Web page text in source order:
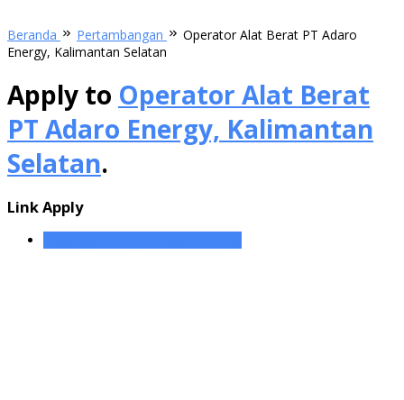
Beranda Pertambangan
Operator Alat Berat PT Adaro
Energy, Kalimantan Selatan
Apply to Operator Alat Berat
PT Adaro Energy, Kalimantan
Selatan.
Link Apply